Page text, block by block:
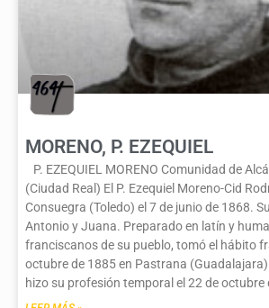
MORENO, P. EZEQUIEL
P. EZEQUIEL MORENO Comunidad de
(Ciudad Real) El P. Ezequiel Moreno-Cid
Consuegra (Toledo) el 7 de junio de 1868.
Antonio y Juana. Preparado en latín y
franciscanos de su pueblo, tomó el hábito
octubre de 1885 en Pastrana
hizo su profesión temporal el 22 de octubre